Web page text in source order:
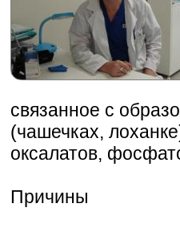
связанное с
(чашечках,
оксалатов,
Причины